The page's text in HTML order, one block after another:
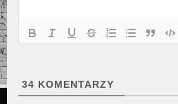
34 KOMENTARZY